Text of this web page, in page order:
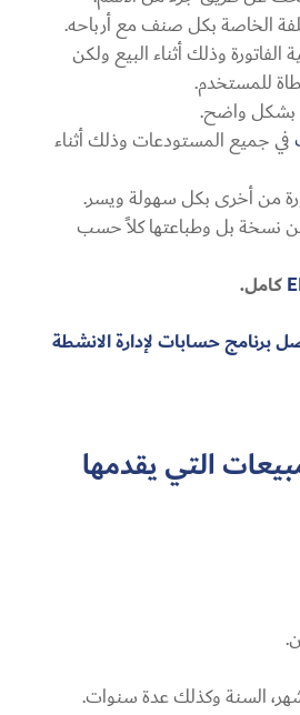
الخاصة بكل صنف مع أرباحه.
وذلك أثناء البيع ولكن
للمستخدم.
بشكل واضح.
في جميع المستودعات وذلك أثناء
من أخرى بكل سهولة ويسر.
نسخة بل وطباعتها كلاً حسب
كامل.
برنامج حسابات لإدارة الانشطة
التي يقدمها
السنة وكذلك عدة سنوات.